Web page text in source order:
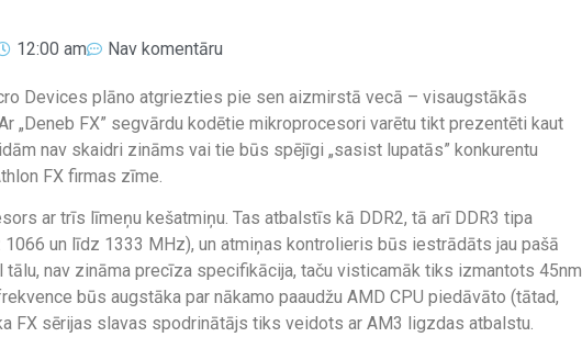
12:00 am Nav komentāru
Devices plāno atgriezties pie sen aizmirstā vecā – visaugstākās
„Deneb FX” segvārdu kodētie mikroprocesori varētu tikt prezentēti kaut
nav skaidri zināms vai tie būs spējīgi „sasist lupatās” konkurentu
FX firmas zīme.
ar trīs līmeņu kešatmiņu. Tas atbalstīs kā DDR2, tā arī DDR3 tipa
un līdz 1333 MHz), un atmiņas kontrolieris būs iestrādāts jau pašā
nav zināma precīza specifikācija, taču visticamāk tiks izmantots 45nm
būs augstāka par nākamo paaudžu AMD CPU piedāvāto (tātad,
FX sērijas slavas spodrinātājs tiks veidots ar AM3 ligzdas atbalstu.